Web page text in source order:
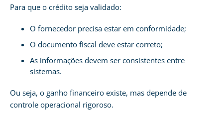
Para que o crédito seja validado:
O fornecedor precisa estar em conformidade;
O documento fiscal deve estar correto;
As informações devem ser consistentes entre
sistemas.
Ou seja, o ganho financeiro existe, mas depende de
controle operacional rigoroso.